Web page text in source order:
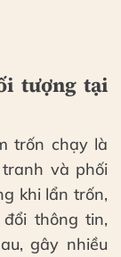
tượng tại
trốn chạy là
và phối
khi lẩn trốn,
thông tin,
gây nhiều